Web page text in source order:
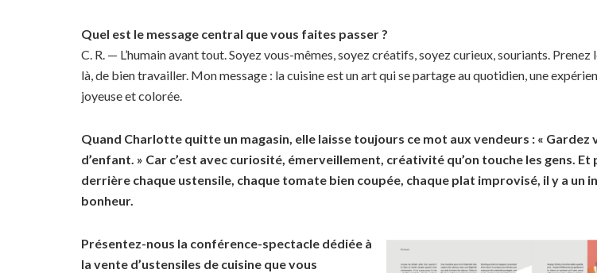
Quel est le message central que vous faites passer ?
C. R. — L’humain avant tout. Soyez vous-mêmes, soyez créatifs, soyez curieux, souriants. Prenez
là, de bien travailler. Mon message : la cuisine est un art qui se partage au quotidien, une
joyeuse et colorée.
Quand Charlotte quitte un magasin, elle laisse toujours ce mot aux vendeurs : « Gardez
d’enfant. » Car c’est avec curiosité, émerveillement, créativité qu’on touche les gens. Et
derrière chaque ustensile, chaque tomate bien coupée, chaque plat improvisé, il y a un
bonheur.
Présentez-nous la conférence-spectacle dédiée à
la vente d’ustensiles de cuisine que vous